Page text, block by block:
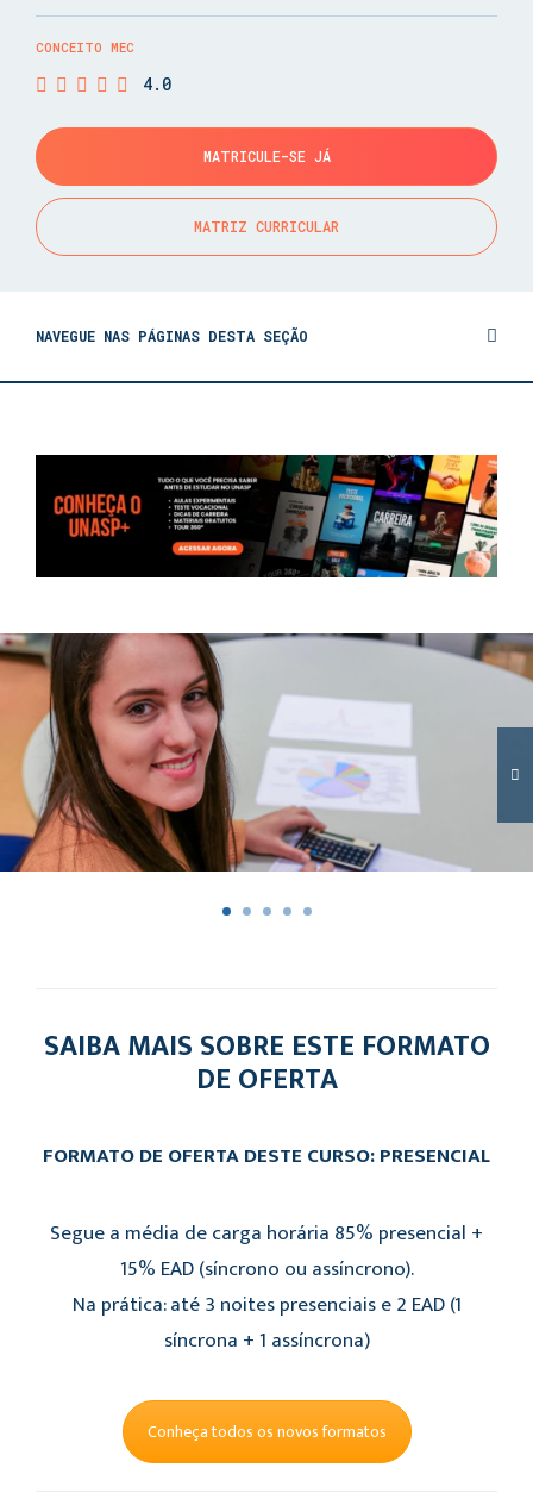
CONCEITO MEC
4.0
MATRICULE-SE JÁ
MATRIZ CURRICULAR
NAVEGUE NAS PÁGINAS DESTA SEÇÃO
SAIBA MAIS SOBRE ESTE FORMATO
DE OFERTA
FORMATO DE OFERTA DESTE CURSO: PRESENCIAL
Segue a média de carga horária 85% presencial +
15% EAD (síncrono ou assíncrono).
Na prática: até 3 noites presenciais e 2 EAD (1
síncrona + 1 assíncrona)
Conheça todos os novos formatos